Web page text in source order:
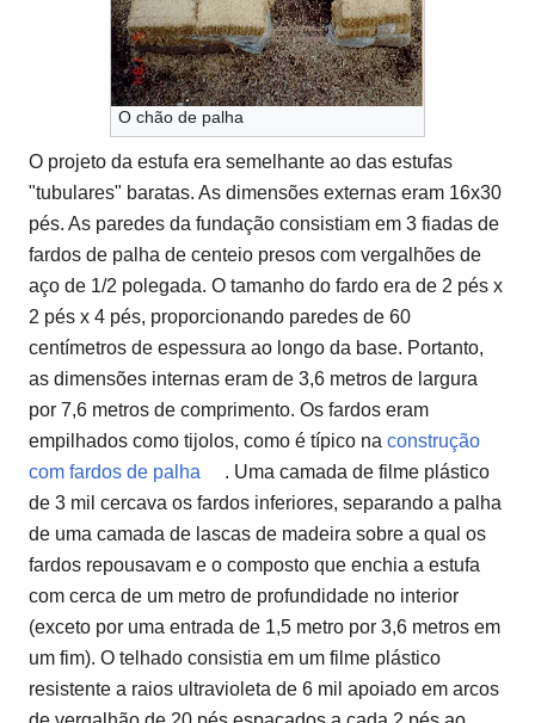
O chão de palha
O projeto da estufa era semelhante ao das estufas
"tubulares" baratas. As dimensões externas eram 16x30
pés. As paredes da fundação consistiam em 3 fiadas de
fardos de palha de centeio presos com vergalhões de
aço de 1/2 polegada. O tamanho do fardo era de 2 pés x
2 pés x 4 pés, proporcionando paredes de 60
centímetros de espessura ao longo da base. Portanto,
as dimensões internas eram de 3,6 metros de largura
por 7,6 metros de comprimento. Os fardos eram
empilhados como tijolos, como é típico na construção
com fardos de palha
. Uma camada de filme plástico
de 3 mil cercava os fardos inferiores, separando a palha
de uma camada de lascas de madeira sobre a qual os
fardos repousavam e o composto que enchia a estufa
com cerca de um metro de profundidade no interior
(exceto por uma entrada de 1,5 metro por 3,6 metros em
um fim). O telhado consistia em um filme plástico
resistente a raios ultravioleta de 6 mil apoiado em arcos